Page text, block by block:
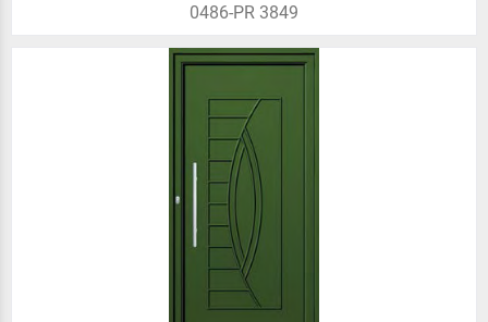
0486-PR 3849